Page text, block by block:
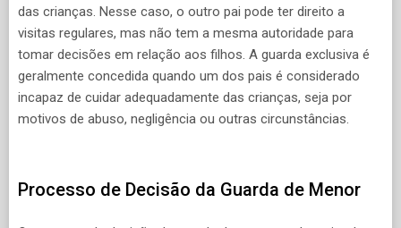
das crianças. Nesse caso, o outro pai pode ter direito a
visitas regulares, mas não tem a mesma autoridade para
tomar decisões em relação aos filhos. A guarda exclusiva é
geralmente concedida quando um dos pais é considerado
incapaz de cuidar adequadamente das crianças, seja por
motivos de abuso, negligência ou outras circunstâncias.
Processo de Decisão da Guarda de Menor